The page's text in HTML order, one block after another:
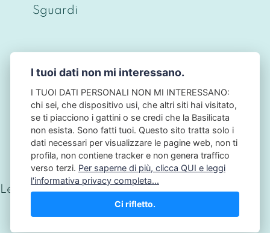
Sguardi
© CHRISTIAN BERNIERI 2026 - P.IVA
ITO698O43O968 - PRIVACY BY DESIGN • NO
TRACKING • NO COOKIES - NB: QUESTO SITO
NON HA ALCUN LEGAME CON L'AUTORITÀ
GARANTE PER LA PROTEZIONE DEI DATI
PERSONALI: IL GARANTE PRIVACY.
Letture totali:190.081
I tuoi dati non mi interessano.
I TUOI DATI PERSONALI NON MI INTERESSANO:
chi sei, che dispositivo usi, che altri siti hai visitato,
se ti piacciono i gattini o se credi che la Basilicata
non esista. Sono fatti tuoi. Questo sito tratta solo i
dati necessari per visualizzare le pagine web, non ti
profila, non contiene tracker e non genera traffico
verso terzi. Per saperne di più, clicca QUI e leggi
l'informativa privacy completa...
Ci rifletto.